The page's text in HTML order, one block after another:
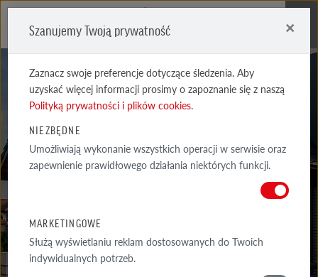
REALIZACJE
WYSELEKCJONOWANE PRZYKŁADY NAJCIEKAWSZYCH REALIZACJI
Szanujemy Twoją prywatność ×
Zaznacz swoje preferencje dotyczące śledzenia. Aby
uzyskać więcej informacji prosimy o zapoznanie się z naszą
Polityką prywatności i plików cookies.
NIEZBĘDNE
Umożliwiają wykonanie wszystkich operacji w serwisie oraz
zapewnienie prawidłowego działania niektórych funkcji.
MARKETINGOWE
Służą wyświetlaniu reklam dostosowanych do Twoich
indywidualnych potrzeb.